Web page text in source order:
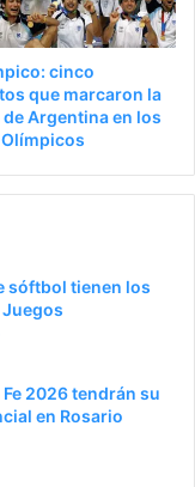
cinco
que marcaron la
Argentina en los
sóftbol tienen los
2026 tendrán su
en Rosario